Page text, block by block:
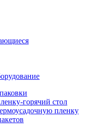
горячий стол
пленку